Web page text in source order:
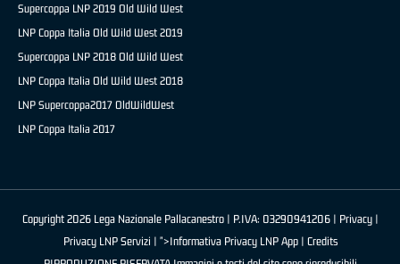
Supercoppa LNP 2019 Old Wild West
LNP Coppa Italia Old Wild West 2019
Supercoppa LNP 2018 Old Wild West
LNP Coppa Italia Old Wild West 2018
LNP Supercoppa2017 OldWildWest
LNP Coppa Italia 2017
Copyright 2026 Lega Nazionale Pallacanestro | P.IVA: 03290941206 | Privacy|
Privacy LNP Servizi | ">Informativa Privacy LNP App | Credits